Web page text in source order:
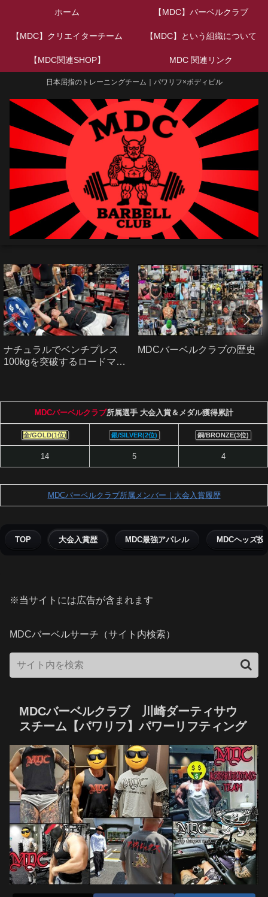
日本屈指のトレーニングチーム｜パワリフ×ボディビル
ホーム 【MDC】バーベルクラブ
【MDC】クリエイターチーム 【MDC】という組織について
【MDC関連SHOP】 MDC 関連リンク
ナチュラルでベンチプレス
100kgを突破するロードマッ
MDCバーベルクラブの歴史
MDCバーベルクラブ所属選手 大会入賞＆メダル獲得累計
金/GOLD(1位) 銀/SILVER(2位) 銅/BRONZE(3位)
14 5 4
MDCバーベルクラブ所属メンバー｜大会入賞履歴
TOP 大会入賞歴 MDC最強アパレル MDCヘッズ投
※当サイトには広告が含まれます
MDCバーベルサーチ（サイト内検索）
MDCバーベルクラブ 川崎ダーティサウ
スチーム【パワリフ】パワーリフティング